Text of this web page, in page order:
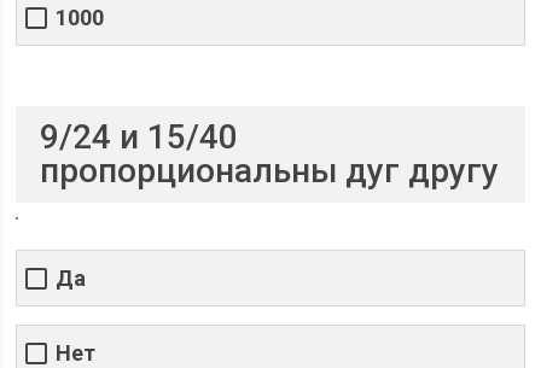
1000
9/24 и 15/40
пропорциональны дуг другу
Да
Нет